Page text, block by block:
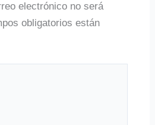
electrónico no será
obligatorios están